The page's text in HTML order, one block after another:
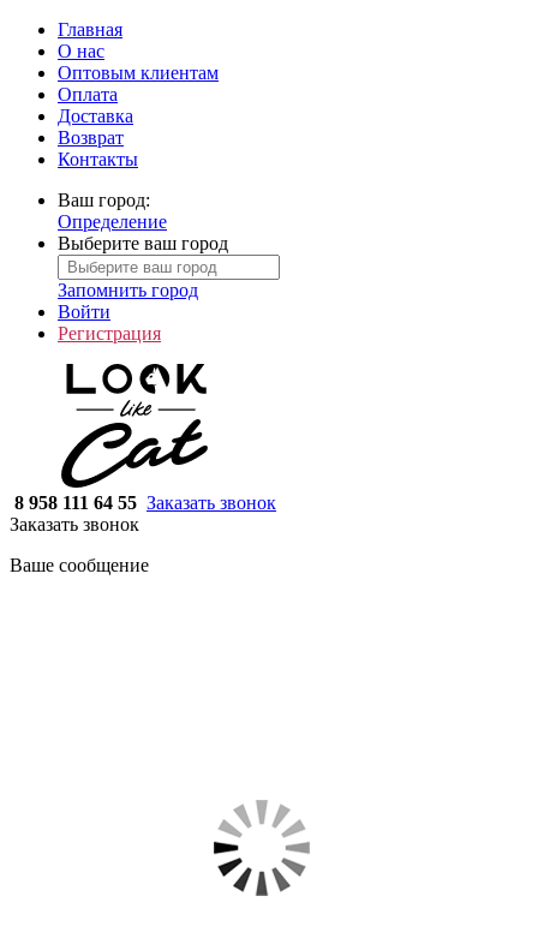
Главная
О нас
Оптовым клиентам
Оплата
Доставка
Возврат
Контакты
Ваш город:
Определение
Выберите ваш город
Запомнить город
Войти
Регистрация
8 958 111 64 55 Заказать звонок
Заказать звонок
Ваше сообщение